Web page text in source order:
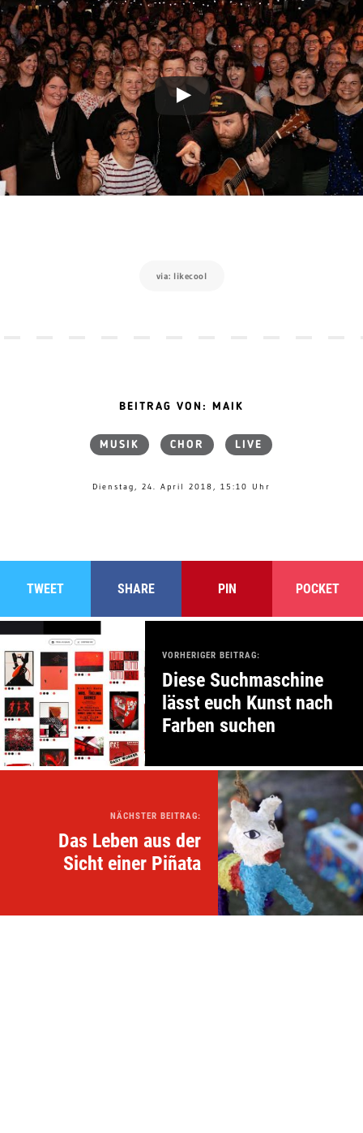
via: likecool
BEITRAG VON: MAIK
MUSIK CHOR LIVE
Dienstag, 24. April 2018, 15:10 Uhr
TWEET SHARE PIN POCKET
VORHERIGER BEITRAG:
Diese Suchmaschine
lässt euch Kunst nach
Farben suchen
NÄCHSTER BEITRAG:
Das Leben aus der
Sicht einer Piñata